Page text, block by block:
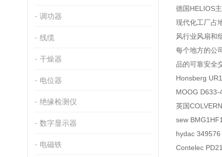
调功器
线缆
干燥器
电位器
绝缘检测仪
数字显示器
电磁铁
德国HELIOS
现代化工厂占
风行业风扇和
每个地方的公
品的可靠安全
Honsberg
MOOG D633-
英国
sew
hydac
Contelec